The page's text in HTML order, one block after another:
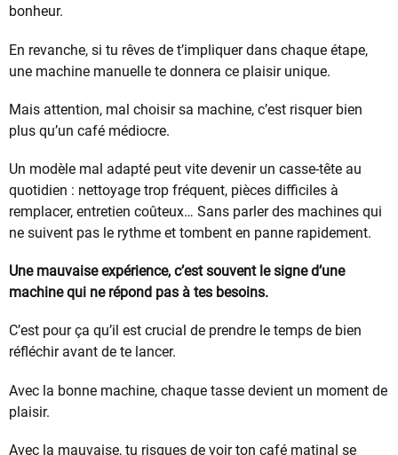
bonheur.
En revanche, si tu rêves de t’impliquer dans chaque étape,
une machine manuelle te donnera ce plaisir unique.
Mais attention, mal choisir sa machine, c’est risquer bien
plus qu’un café médiocre.
Un modèle mal adapté peut vite devenir un casse-tête au
quotidien : nettoyage trop fréquent, pièces difficiles à
remplacer, entretien coûteux… Sans parler des machines qui
ne suivent pas le rythme et tombent en panne rapidement.
Une mauvaise expérience, c’est souvent le signe d’une
machine qui ne répond pas à tes besoins.
C’est pour ça qu’il est crucial de prendre le temps de bien
réfléchir avant de te lancer.
Avec la bonne machine, chaque tasse devient un moment de
plaisir.
Avec la mauvaise, tu risques de voir ton café matinal se